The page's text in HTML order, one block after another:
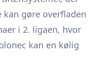
gøre overfladen
i 2. ligaen, hvor
kan en kølig